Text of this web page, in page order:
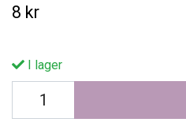
8 kr
I lager